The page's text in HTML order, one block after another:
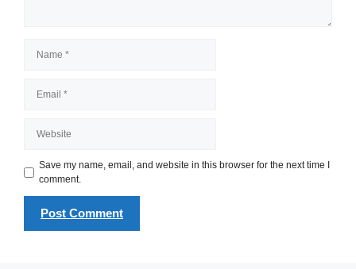
Save my name, email, and website in this browser for the next time I
comment.